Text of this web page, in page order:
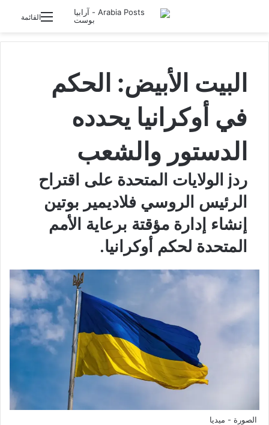
القائمة
تسجيل الدخول
البيت الأبيض: الحكم
في أوكرانيا يحدده
الدستور والشعب
ردj الولايات المتحدة على اقتراح
الرئيس الروسي فلاديمير بوتين
إنشاء إدارة مؤقتة برعاية الأمم
المتحدة لحكم أوكرانيا.
الصورة - ميديا